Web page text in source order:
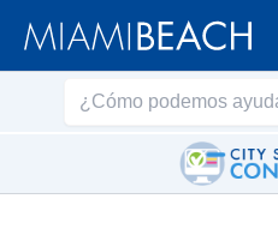
Saltar
contenido
Saltar
contenido